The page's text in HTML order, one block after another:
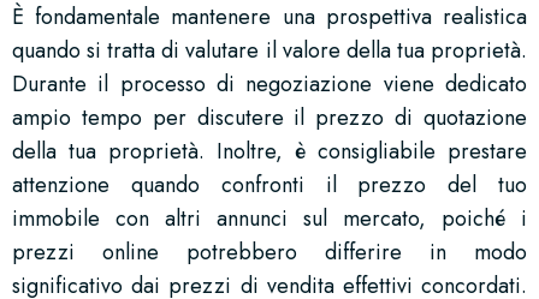
È fondamentale mantenere una prospettiva realistica
quando si tratta di valutare il valore della tua proprietà.
Durante il processo di negoziazione viene dedicato
ampio tempo per discutere il prezzo di quotazione
della tua proprietà. Inoltre, è consigliabile prestare
attenzione quando confronti il prezzo del tuo
immobile con altri annunci sul mercato, poiché i
prezzi online potrebbero differire in modo
significativo dai prezzi di vendita effettivi concordati.